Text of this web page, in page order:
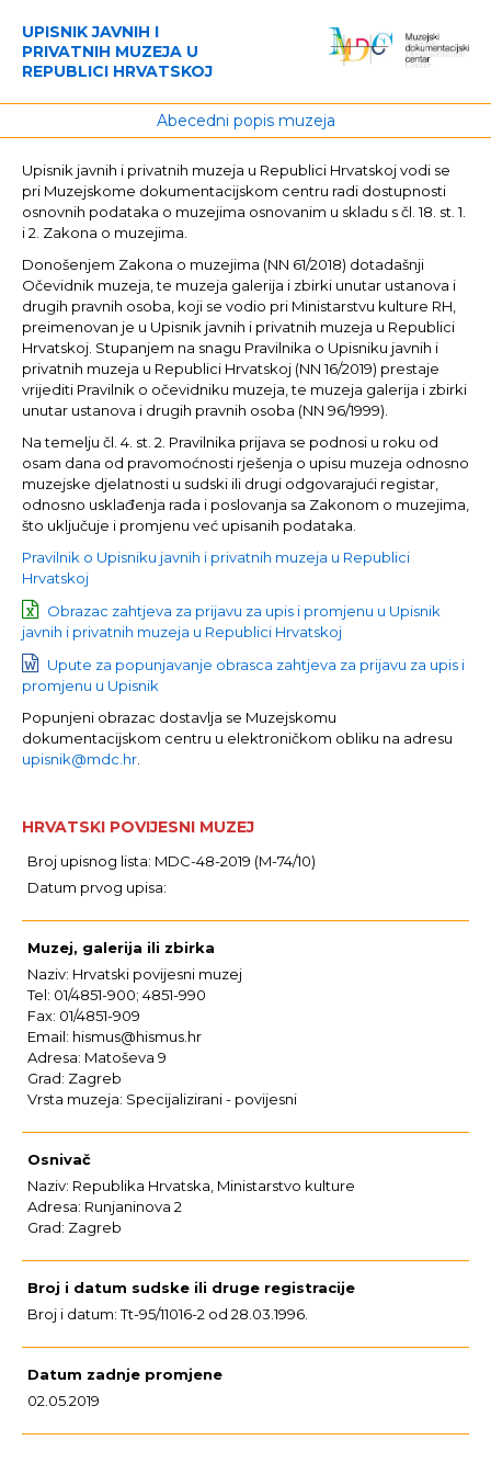
UPISNIK JAVNIH I
PRIVATNIH MUZEJA U
REPUBLICI HRVATSKOJ
Abecedni popis muzeja
Upisnik javnih i privatnih muzeja u Republici Hrvatskoj vodi se
pri Muzejskome dokumentacijskom centru radi dostupnosti
osnovnih podataka o muzejima osnovanim u skladu s čl. 18. st. 1.
i 2. Zakona o muzejima.
Donošenjem Zakona o muzejima (NN 61/2018) dotadašnji
Očevidnik muzeja, te muzeja galerija i zbirki unutar ustanova i
drugih pravnih osoba, koji se vodio pri Ministarstvu kulture RH,
preimenovan je u Upisnik javnih i privatnih muzeja u Republici
Hrvatskoj. Stupanjem na snagu Pravilnika o Upisniku javnih i
privatnih muzeja u Republici Hrvatskoj (NN 16/2019) prestaje
vrijediti Pravilnik o očevidniku muzeja, te muzeja galerija i zbirki
unutar ustanova i drugih pravnih osoba (NN 96/1999).
Na temelju čl. 4. st. 2. Pravilnika prijava se podnosi u roku od
osam dana od pravomoćnosti rješenja o upisu muzeja odnosno
muzejske djelatnosti u sudski ili drugi odgovarajući registar,
odnosno usklađenja rada i poslovanja sa Zakonom o muzejima,
što uključuje i promjenu već upisanih podataka.
Pravilnik o Upisniku javnih i privatnih muzeja u Republici
Hrvatskoj
Obrazac zahtjeva za prijavu za upis i promjenu u Upisnik
javnih i privatnih muzeja u Republici Hrvatskoj
Upute za popunjavanje obrasca zahtjeva za prijavu za upis i
promjenu u Upisnik
Popunjeni obrazac dostavlja se Muzejskomu
dokumentacijskom centru u elektroničkom obliku na adresu
upisnik@mdc.hr
HRVATSKI POVIJESNI MUZEJ
Broj upisnog lista: MDC-48-2019 (M-74/10)
Datum prvog upisa:
Muzej, galerija ili zbirka
Naziv: Hrvatski povijesni muzej
Tel: 01/4851-900; 4851-990
Fax: 01/4851-909
Email: hismus@hismus.hr
Adresa: Matoševa 9
Grad: Zagreb
Vrsta muzeja: Specijalizirani - povijesni
Osnivač
Naziv: Republika Hrvatska, Ministarstvo kulture
Adresa: Runjaninova 2
Grad: Zagreb
Broj i datum sudske ili druge registracije
Broj i datum: Tt-95/11016-2 od 28.03.1996.
Datum zadnje promjene
02.05.2019